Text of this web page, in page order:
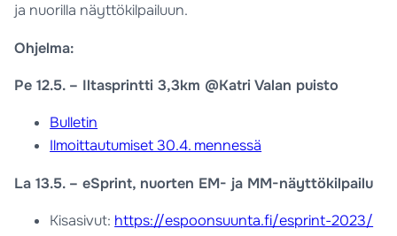
ja nuorilla näyttökilpailuun.
Ohjelma:
Pe 12.5. – Iltasprintti 3,3km @Katri Valan puisto
Bulletin
Ilmoittautumiset 30.4. mennessä
La 13.5. – eSprint, nuorten EM- ja MM-näyttökilpailu
Kisasivut: https://espoonsuunta.fi/esprint-2023/